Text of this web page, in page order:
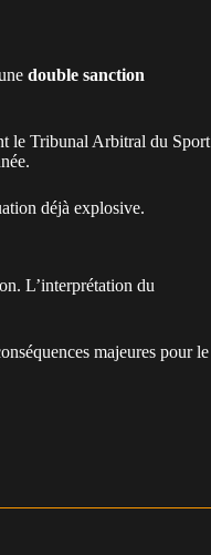
double sanction
le Tribunal Arbitral du Sport
déjà explosive.
L’interprétation du
majeures pour le